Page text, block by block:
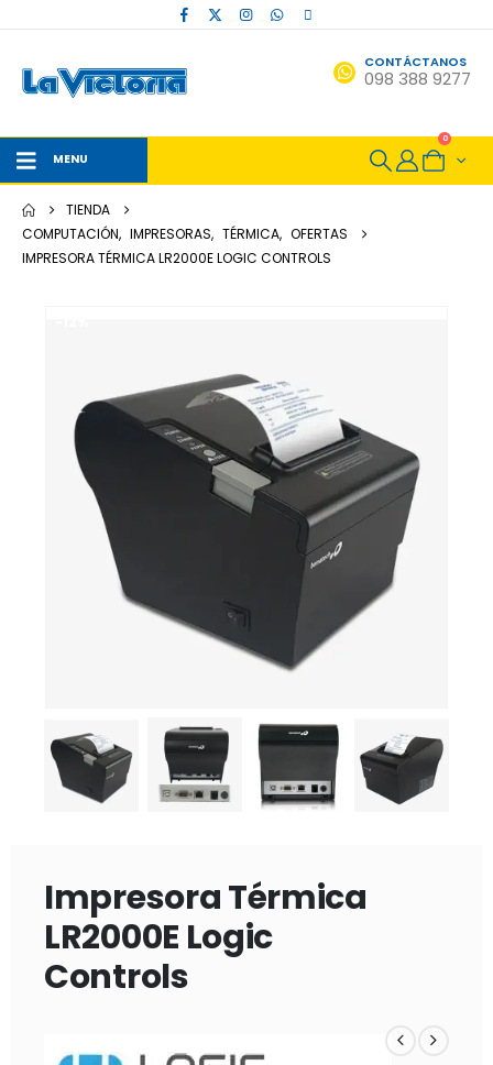
CONTÁCTANOS
098 388 9277
MENU
0
TIENDA
COMPUTACIÓN, IMPRESORAS, TÉRMICA, OFERTAS
IMPRESORA TÉRMICA LR2000E LOGIC CONTROLS
Impresora Térmica
LR2000E Logic
Controls